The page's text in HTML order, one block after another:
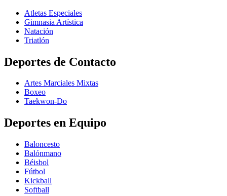
Atletas Especiales
Gimnasia Artística
Natación​
Triatlón​
Deportes de Contacto
Artes Marciales Mixtas
Boxeo
Taekwon-Do
Deportes en Equipo
Baloncesto
Balónmano
Béisbol
Fútbol
Kickball​
Softball​